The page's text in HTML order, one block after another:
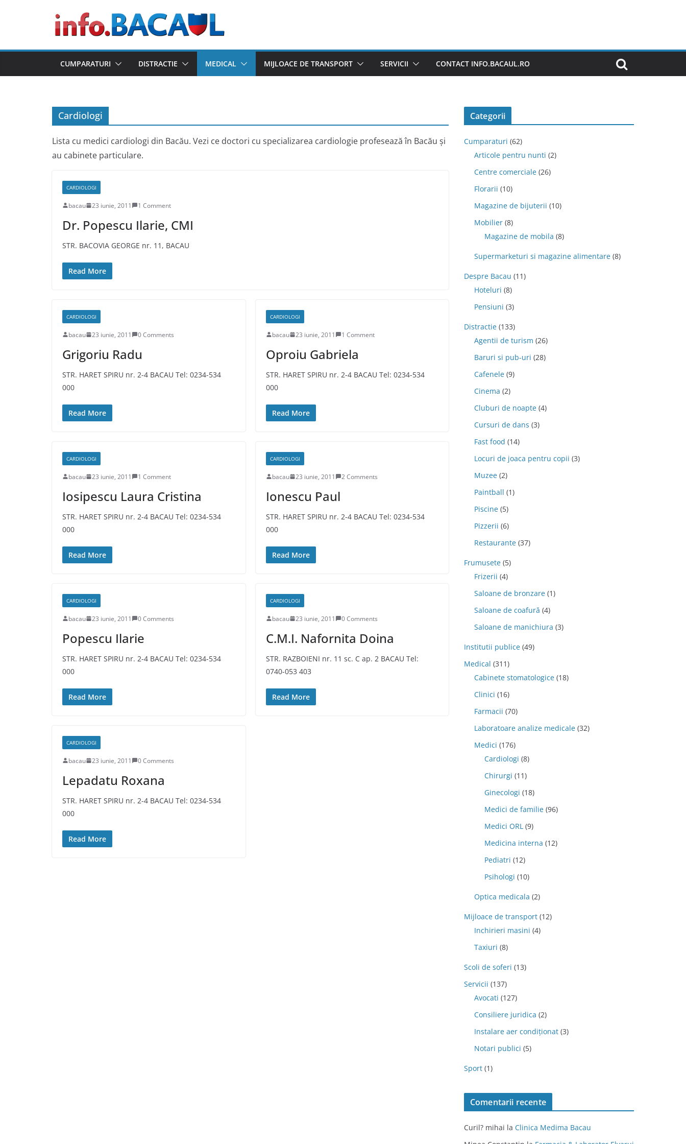
CUMPARATURI DISTRACTIE MEDICAL MIJLOACE DE TRANSPORT SERVICII CONTACT INFO.BACAUL.RO
Cardiologi
Lista cu medici cardiologi din Bacău. Vezi ce doctori cu specializarea cardiologie profesează în Bacău și
au cabinete particulare.
CARDIOLOGI
bacau 23 iunie, 2011 1 Comment
Dr. Popescu Ilarie, CMI
STR. BACOVIA GEORGE nr. 11, BACAU
Read More
CARDIOLOGI
bacau 23 iunie, 2011 0 Comments
Grigoriu Radu
STR. HARET SPIRU nr. 2-4 BACAU Tel: 0234-534
000
Read More
CARDIOLOGI
bacau 23 iunie, 2011 1 Comment
Oproiu Gabriela
STR. HARET SPIRU nr. 2-4 BACAU Tel: 0234-534
000
Read More
CARDIOLOGI
bacau 23 iunie, 2011 1 Comment
Iosipescu Laura Cristina
STR. HARET SPIRU nr. 2-4 BACAU Tel: 0234-534
000
Read More
CARDIOLOGI
bacau 23 iunie, 2011 2 Comments
Ionescu Paul
STR. HARET SPIRU nr. 2-4 BACAU Tel: 0234-534
000
Read More
CARDIOLOGI
bacau 23 iunie, 2011 0 Comments
Popescu Ilarie
STR. HARET SPIRU nr. 2-4 BACAU Tel: 0234-534
000
Read More
CARDIOLOGI
bacau 23 iunie, 2011 0 Comments
C.M.I. Nafornita Doina
STR. RAZBOIENI nr. 11 sc. C ap. 2 BACAU Tel:
0740-053 403
Read More
CARDIOLOGI
bacau 23 iunie, 2011 0 Comments
Lepadatu Roxana
STR. HARET SPIRU nr. 2-4 BACAU Tel: 0234-534
000
Read More
Categorii
Cumparaturi (62)
Articole pentru nunti (2)
Centre comerciale (26)
Florarii (10)
Magazine de bijuterii (10)
Mobilier (8)
Magazine de mobila (8)
Supermarketuri si magazine alimentare (8)
Despre Bacau (11)
Hoteluri (8)
Pensiuni (3)
Distractie (133)
Agentii de turism (26)
Baruri si pub-uri (28)
Cafenele (9)
Cinema (2)
Cluburi de noapte (4)
Cursuri de dans (3)
Fast food (14)
Locuri de joaca pentru copii (3)
Muzee (2)
Paintball (1)
Piscine (5)
Pizzerii (6)
Restaurante (37)
Frumusete (5)
Frizerii (4)
Saloane de bronzare (1)
Saloane de coafură (4)
Saloane de manichiura (3)
Institutii publice (49)
Medical (311)
Cabinete stomatologice (18)
Clinici (16)
Farmacii (70)
Laboratoare analize medicale (32)
Medici (176)
Cardiologi (8)
Chirurgi (11)
Ginecologi (18)
Medici de familie (96)
Medici ORL (9)
Medicina interna (12)
Pediatri (12)
Psihologi (10)
Optica medicala (2)
Mijloace de transport (12)
Inchirieri masini (4)
Taxiuri (8)
Scoli de soferi (13)
Servicii (137)
Avocati (127)
Consiliere juridica (2)
Instalare aer condiționat (3)
Notari publici (5)
Sport (1)
Comentarii recente
Curil? mihai la Clinica Medima Bacau